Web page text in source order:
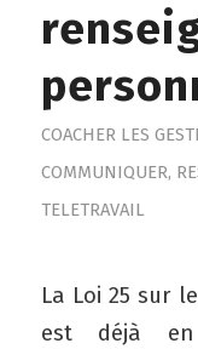
COACHER LES
COMMUNIQUER,
TELETRAVAIL
La Loi 25 sur
est déjà en